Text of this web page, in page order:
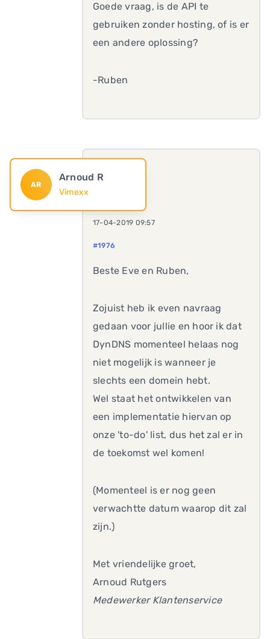
Goede vraag, is de API te
gebruiken zonder hosting, of is er
een andere oplossing?
-Ruben
AR
Arnoud R
Vimexx
17-04-2019 09:57
#1976
Beste Eve en Ruben,
Zojuist heb ik even navraag
gedaan voor jullie en hoor ik dat
DynDNS momenteel helaas nog
niet mogelijk is wanneer je
slechts een domein hebt.
Wel staat het ontwikkelen van
een implementatie hiervan op
onze 'to-do' list, dus het zal er in
de toekomst wel komen!
(Momenteel is er nog geen
verwachtte datum waarop dit zal
zijn.)
Met vriendelijke groet,
Arnoud Rutgers
Medewerker Klantenservice